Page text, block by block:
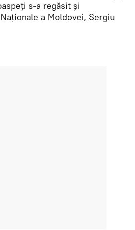
s-a regăsit și
a Moldovei, Sergiu